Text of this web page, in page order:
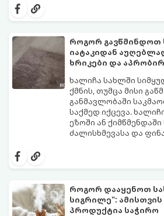
კანონები და
სასიამოვნო სიგრილე
ტექნიკის გარეშეც.
გთავაზობთ 10
ხელმისაწვდომ
როგორ გავწმინდოთ
იატაკიდან
ხრიკები და
ხალიჩა სახლში
ქმნის, თუმცა მისი
განმავლობაში
საქმედ იქცევა.
ეზოში ან
ძალისხმევასა და
ეფექტური,
ლაქების ამოყვანასა
სიახლის დაბრუნებას.
როგორ დააყენოთ
სიგრილე":
პროდუქტია საჭირო